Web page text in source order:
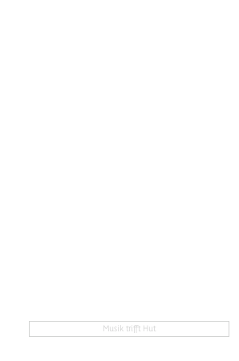
Musik trifft Hut